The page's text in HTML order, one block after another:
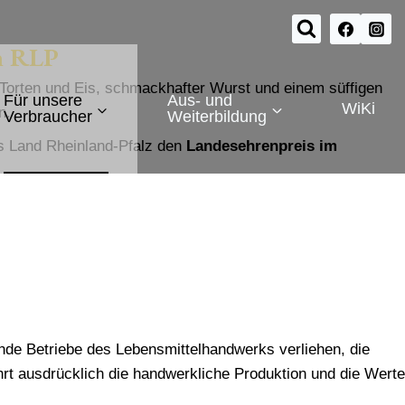
Für unsere
Verbraucher
Aus- und
Weiterbildung
WiKi
RLP
und Eis, schmackhafter Wurst und einem süffigen
Land Rheinland-Pfalz den Landesehrenpreis im
Betriebe des Lebensmittelhandwerks verliehen, die
ausdrücklich die handwerkliche Produktion und die Werte